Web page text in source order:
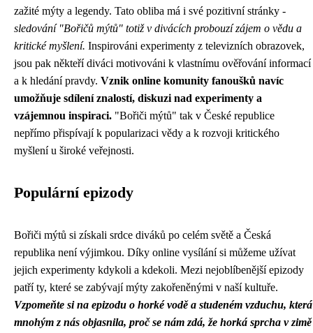
zažité mýty a legendy. Tato obliba má i své pozitivní stránky -
sledování "Bořičů mýtů" totiž v divácích probouzí zájem o vědu a
kritické myšlení. Inspirováni experimenty z televizních obrazovek,
jsou pak někteří diváci motivováni k vlastnímu ověřování informací
a k hledání pravdy. Vznik online komunity fanoušků navíc
umožňuje sdílení znalostí, diskuzi nad experimenty a
vzájemnou inspiraci. "Bořiči mýtů" tak v České republice
nepřímo přispívají k popularizaci vědy a k rozvoji kritického
myšlení u široké veřejnosti.
Populární epizody
Bořiči mýtů si získali srdce diváků po celém světě a Česká
republika není výjimkou. Díky online vysílání si můžeme užívat
jejich experimenty kdykoli a kdekoli. Mezi nejoblíbenější epizody
patří ty, které se zabývají mýty zakořeněnými v naší kultuře.
Vzpomeňte si na epizodu o horké vodě a studeném vzduchu, která
mnohým z nás objasnila, proč se nám zdá, že horká sprcha v zimě